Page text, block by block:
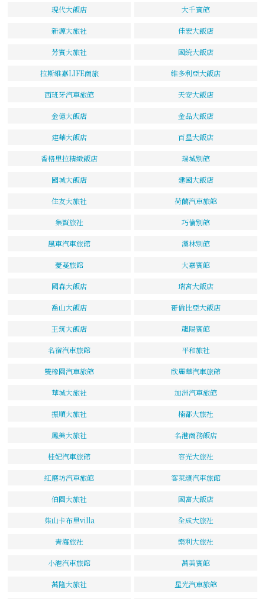
現代大飯店 大千賓館
新源大旅社 佳宏大飯店
芳賓大旅社 國統大飯店
拉斯維嘉LIFE商旅 維多利亞大飯店
西班牙汽車旅館 天安大飯店
金億大飯店 金品大飯店
建華大飯店 百星大飯店
香格里拉精緻飯店 瑞城別館
國城大飯店 建國大飯店
住友大旅社 荷蘭汽車旅館
集賢旅社 巧倫別館
風車汽車旅館 漢林別館
薆蔓旅館 大嘉賓館
國森大飯店 瑞宮大飯店
喬山大飯店 哥倫比亞大飯店
王筑大飯店 龍陽賓館
名宿汽車旅館 平和旅社
雙橡園汽車旅館 欣麗華汽車旅館
華城大旅社 加洲汽車旅館
振順大旅社 楠都大旅社
鳳美大旅社 名港商務飯店
桂妃汽車旅館 容光大旅社
紅磨坊汽車旅館 客萊頌汽車旅館
伯園大旅社 國富大飯店
柴山卡布里villa 全成大旅社
青海旅社 樂利大旅社
小港汽車旅館 萬美賓館
萬隆大旅社 星光汽車旅館